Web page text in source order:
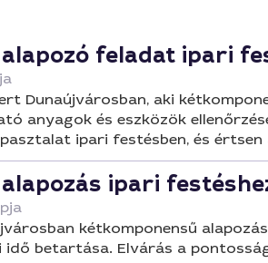
feladat ipari
Dunaújvárosban, aki
anyagok és eszközök
ipari festésben, és
ipari
kétkomponensű
betartása. Elvárás a